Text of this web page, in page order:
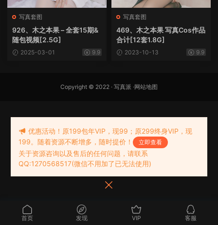
写真套图
926、木之本果 – 全套15期&
随包视频[2.5G]
2025-03-01 9.9
写真套图
469、木之本果 写真Cos作品
合计[12套1.8G]
2023-10-13 9.9
Copyright © 2022 · 写真派 ·网站地图
首页 发现 VIP 客服
优惠活动！原199包年VIP，现99；原299终身VIP，现
199。随着资源不断增多，随时提价！
立即查看
关于资源咨询以及售后的任何问题，请联系
QQ:1270568517(微信不用加了已无法使用)